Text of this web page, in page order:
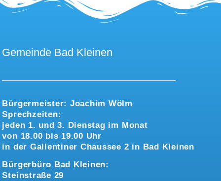
Gemeinde Bad Kleinen
Bürgermeister: Joachim Wölm
Sprechzeiten:
jeden 1. und 3. Dienstag im Monat
von 18.00 bis 19.00 Uhr
in der Gallentiner Chaussee 2 in Bad Kleinen
Bürgerbüro Bad Kleinen:
Steinstraße 29